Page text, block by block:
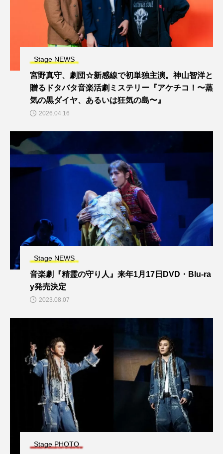
Stage NEWS
宮野真守、劇団☆新感線で初単独主演。神山智洋と
贈るドタバタ音楽活劇ミステリー『アケチコ！〜蒸
気の黒ダイヤ、あるいは狂気の島〜』
2026.04.16
Stage NEWS
音楽劇『精霊の守り人』来年1月17日DVD・Blu-ra
y発売決定
2023.08.07
Stage PHOTO